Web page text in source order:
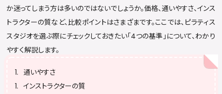
か迷ってしまう方は多いのではないでしょうか。価格、通いやすさ、インス
トラクターの質など、比較ポイントはさまざまです。ここでは、ピラティス
スタジオを選ぶ際にチェックしておきたい「4つの基準」について、わかり
やすく解説します。
通いやすさ
インストラクターの質